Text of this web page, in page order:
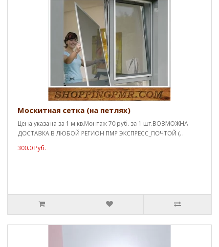
Москитная сетка (на петлях)
Цена указана за 1 м.кв.Монтаж 70 руб. за 1 шт.ВОЗМОЖНА
ДОСТАВКА В ЛЮБОЙ РЕГИОН ПМР ЭКСПРЕСС_ПОЧТОЙ (..
300.0 Руб.